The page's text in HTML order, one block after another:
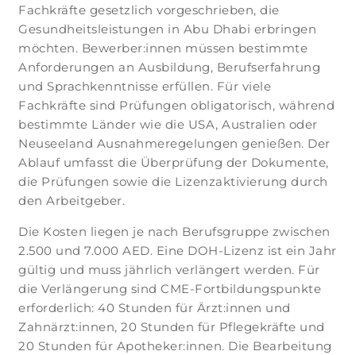
Fachkräfte gesetzlich vorgeschrieben, die
Gesundheitsleistungen in Abu Dhabi erbringen
möchten. Bewerber:innen müssen bestimmte
Anforderungen an Ausbildung, Berufserfahrung
und Sprachkenntnisse erfüllen. Für viele
Fachkräfte sind Prüfungen obligatorisch, während
bestimmte Länder wie die USA, Australien oder
Neuseeland Ausnahmeregelungen genießen. Der
Ablauf umfasst die Überprüfung der Dokumente,
die Prüfungen sowie die Lizenzaktivierung durch
den Arbeitgeber.
Die Kosten liegen je nach Berufsgruppe zwischen
2.500 und 7.000 AED. Eine DOH-Lizenz ist ein Jahr
gültig und muss jährlich verlängert werden. Für
die Verlängerung sind CME-Fortbildungspunkte
erforderlich: 40 Stunden für Ärzt:innen und
Zahnärzt:innen, 20 Stunden für Pflegekräfte und
20 Stunden für Apotheker:innen. Die Bearbeitung